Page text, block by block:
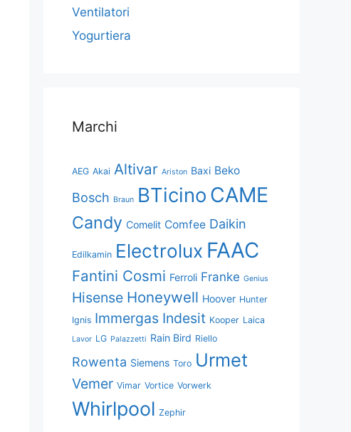
Ventilatori
Yogurtiera
Marchi
AEG Akai Altivar Ariston Baxi Beko
Bosch Braun BTicino CAME
Candy Comelit Comfee Daikin
Edilkamin Electrolux FAAC
Fantini Cosmi Ferroli Franke Genius
Hisense Honeywell Hoover Hunter
Ignis Immergas Indesit Kooper Laica
Lavor LG Palazzetti Rain Bird Riello
Rowenta Siemens Toro Urmet
Vemer Vimar Vortice Vorwerk
Whirlpool Zephir